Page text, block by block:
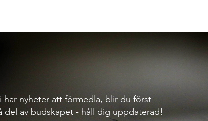
har nyheter att förmedla, blir du först
del av budskapet - håll dig uppdaterad!